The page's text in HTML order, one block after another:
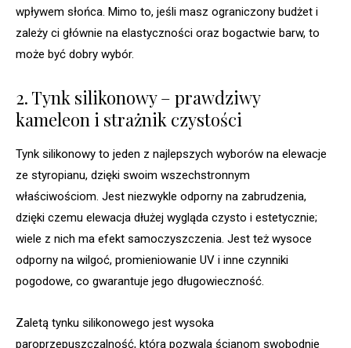
wpływem słońca. Mimo to, jeśli masz ograniczony budżet i
zależy ci głównie na elastyczności oraz bogactwie barw, to
może być dobry wybór.
2. Tynk silikonowy – prawdziwy
kameleon i strażnik czystości
Tynk silikonowy to jeden z najlepszych wyborów na elewacje
ze styropianu, dzięki swoim wszechstronnym
właściwościom. Jest niezwykle odporny na zabrudzenia,
dzięki czemu elewacja dłużej wygląda czysto i estetycznie;
wiele z nich ma efekt samoczyszczenia. Jest też wysoce
odporny na wilgoć, promieniowanie UV i inne czynniki
pogodowe, co gwarantuje jego długowieczność.
Zaletą tynku silikonowego jest wysoka
paroprzepuszczalność, która pozwala ścianom swobodnie